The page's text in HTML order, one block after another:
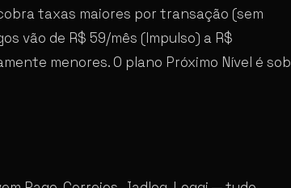
taxas maiores por transação (sem
vão de R$ 59/mês (Impulso) a R$
menores. O plano Próximo Nível é sob